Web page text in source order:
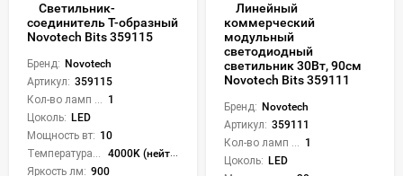
Светильник-
соединитель Т-образный
Novotech Bits 359115
Бренд: Novotech
Артикул: 359115
Кол-во ламп или LED: 1
Цоколь: LED
Мощность вт: 10
Температура света:
4000K (нейтральный)
Яркость лм: 900
Линейный
коммерческий
модульный
светодиодный
светильник 30Вт, 90см
Novotech Bits 359111
Бренд: Novotech
Артикул: 359111
Кол-во ламп или LED: 1
Цоколь: LED